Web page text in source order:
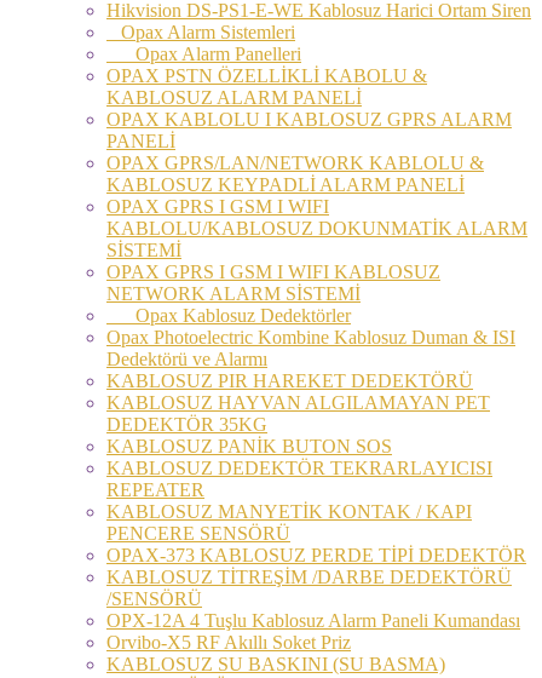
Hikvision DS-PS1-E-WE Kablosuz Harici Ortam Siren
Opax Alarm Sistemleri
Opax Alarm Panelleri
OPAX PSTN ÖZELLİKLİ KABOLU &
KABLOSUZ ALARM PANELİ
OPAX KABLOLU I KABLOSUZ GPRS ALARM
PANELİ
OPAX GPRS/LAN/NETWORK KABLOLU &
KABLOSUZ KEYPADLİ ALARM PANELİ
OPAX GPRS I GSM I WIFI
KABLOLU/KABLOSUZ DOKUNMATİK ALARM
SİSTEMİ
OPAX GPRS I GSM I WIFI KABLOSUZ
NETWORK ALARM SİSTEMİ
Opax Kablosuz Dedektörler
Opax Photoelectric Kombine Kablosuz Duman & ISI
Dedektörü ve Alarmı
KABLOSUZ PIR HAREKET DEDEKTÖRÜ
KABLOSUZ HAYVAN ALGILAMAYAN PET
DEDEKTÖR 35KG
KABLOSUZ PANİK BUTON SOS
KABLOSUZ DEDEKTÖR TEKRARLAYICISI
REPEATER
KABLOSUZ MANYETİK KONTAK / KAPI
PENCERE SENSÖRÜ
OPAX-373 KABLOSUZ PERDE TİPİ DEDEKTÖR
KABLOSUZ TİTREŞİM /DARBE DEDEKTÖRÜ
/SENSÖRÜ
OPX-12A 4 Tuşlu Kablosuz Alarm Paneli Kumandası
Orvibo-X5 RF Akıllı Soket Priz
KABLOSUZ SU BASKINI (SU BASMA)